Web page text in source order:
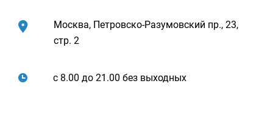
Москва, Петровско-Разумовский пр., 23,
стр. 2
с 8.00 до 21.00 без выходных